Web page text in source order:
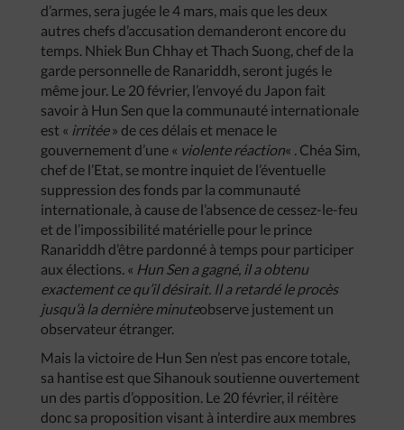
d’armes, sera jugée le 4 mars, mais que les deux
autres chefs d’accusation demanderont encore du
temps. Nhiek Bun Chhay et Thach Suong, chef de la
garde personnelle de Ranariddh, seront jugés le
même jour. Le 20 février, l’envoyé du Japon fait
savoir à Hun Sen que la communauté internationale
est « irritée» de ces délais et menace le
gouvernement d’une « violente réaction« . Chéa Sim,
chef de l’Etat, se montre inquiet de l’éventuelle
suppression des fonds par la communauté
internationale, à cause de l’absence de cessez-le-feu
et de l’impossibilité matérielle pour le prince
Ranariddh d’être pardonné à temps pour participer
aux élections. « Hun Sen a gagné, il a obtenu
exactement ce qu’il désirait. Il a retardé le procès
jusqu’à la dernière minuteobserve justement un
observateur étranger.
Mais la victoire de Hun Sen n’est pas encore totale,
sa hantise est que Sihanouk soutienne ouvertement
un des partis d’opposition. Le 20 février, il réitère
donc sa proposition visant à interdire aux membres